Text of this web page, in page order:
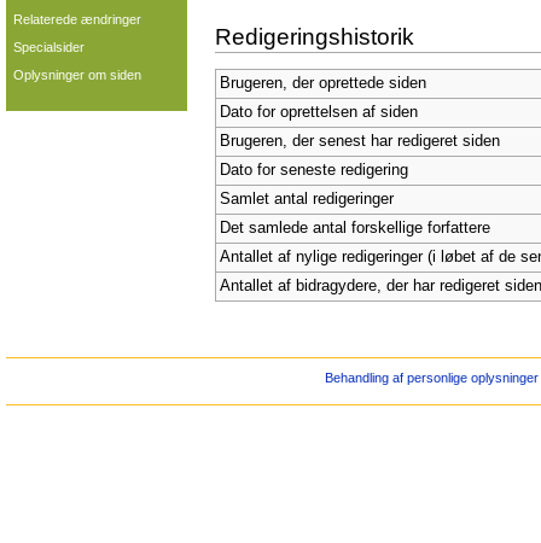
Redigeringshistorik
Brugeren, der oprettede siden
Dato for oprettelsen af siden
Brugeren, der senest har redigeret siden
Dato for seneste redigering
Samlet antal redigeringer
Det samlede antal forskellige forfattere
Antallet af nylige redigeringer (i løbet af de
Antallet af bidragydere, der har redigeret
Relaterede ændringer
Specialsider
Oplysninger om siden
Behandling af personlige oplysninger